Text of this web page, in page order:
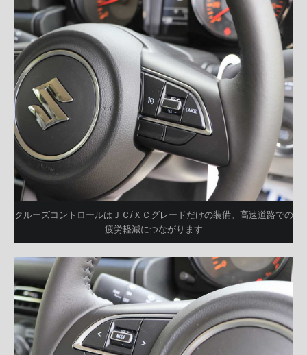
クルーズコントロールはＪＣ/ＸＣグレードだけの装備。高速道路での
疲労軽減につながります